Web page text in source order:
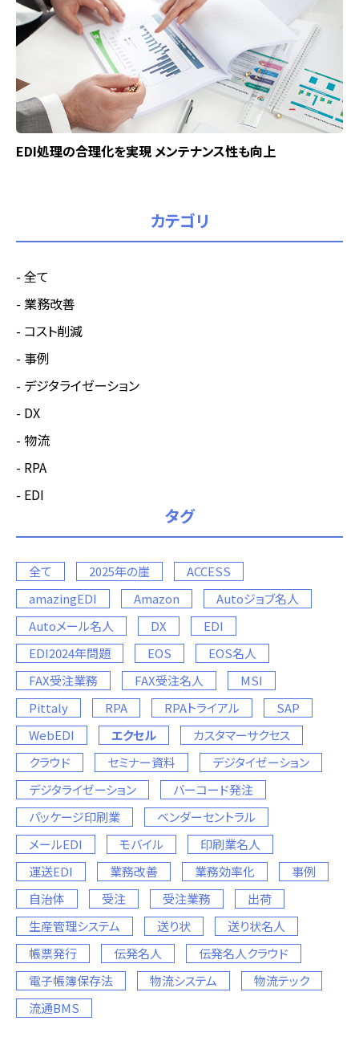
EDI処理の合理化を実現 メンテナンス性も向上
カテゴリ
全て
業務改善
コスト削減
事例
デジタライゼーション
DX
物流
RPA
EDI
タグ
全て 2025年の崖
ACCESS
amazingEDI
Amazon
Autoジョブ名人
Autoメール名人
DX
EDI
EDI2024年問題
EOS
EOS名人
FAX受注業務
FAX受注名人
MSI
Pittaly
RPA RPAトライアル
SAP
WebEDI
エクセル
カスタマーサクセス
クラウド
セミナー資料
デジタイゼーション
デジタライゼーション
バーコード発注
パッケージ印刷業
ベンダーセントラル
メールEDI
モバイル
印刷業名人
運送EDI
業務改善 業務効率化
事例
自治体
受注 受注業務
出荷
生産管理システム
送り状
送り状名人
帳票発行
伝発名人
伝発名人クラウド
電子帳簿保存法
物流システム
物流テック
流通BMS